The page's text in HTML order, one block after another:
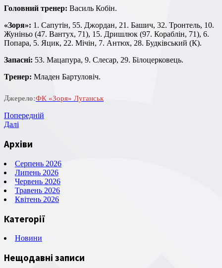
Головний тренер: Василь Кобін.
«Зоря»: 1. Сапутін, 55. Джордан, 21. Башич, 32. Тронтель, 10.
Жуніньо (47. Вантух, 71), 15. Дришлюк (97. Кораблін, 71), 6.
Попара, 5. Яцик, 22. Мічін, 7. Антюх, 28. Будківський (К).
Запасні: 53. Мацапура, 9. Слесар, 29. Білоцерковець.
Тренер: Младен Бартуловіч.
Джерело:ФК «Зоря» Луганськ
Навігація
Попередній
запис
Попередній
Наступний
Далі
Архіви
Серпень 2026
Липень 2026
Червень 2026
Травень 2026
Квітень 2026
Категорії
Новини
Нещодавні записи